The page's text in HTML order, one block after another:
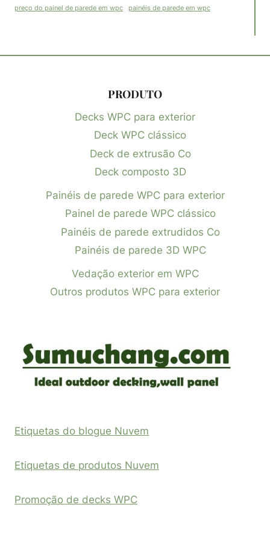
preço do painel de parede em wpc painéis de parede em wpc
PRODUTO
Decks WPC para exterior
Deck WPC clássico
Deck de extrusão Co
Deck composto 3D
Painéis de parede WPC para exterior
Painel de parede WPC clássico
Painéis de parede extrudidos Co
Painéis de parede 3D WPC
Vedação exterior em WPC
Outros produtos WPC para exterior
Etiquetas do blogue Nuvem
Etiquetas de produtos Nuvem
Promoção de decks WPC